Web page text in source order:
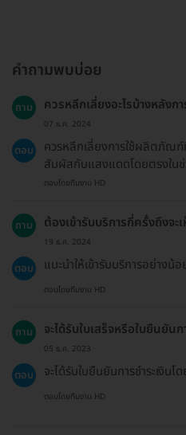
คำถามพบบ่อย
ถาม ควรหลีกเลี่ยงอะไรบ้างหลังก
07 ธ.ค. 2024
ตอบ
ควรหลีกเลี่ยงการใช้ผลิตภัณฑ์
สัมผัสกับแสงแดดโดยตรงใน
ตอบโดยทีมงาน HD
ถาม ต้องเข้ารับบริการกี่ครั้งถึงจ
19 ธ.ค. 2024
ตอบ แนะนำให้เข้ารับบริการอย่าง
ตอบโดยทีมงาน HD
ถาม จะได้รับใบเสร็จหรือใบยืนยันก
05 ธ.ค. 2023
ตอบ จะได้รับใบยืนยันการชำระเงินโ
ตอบโดยทีมงาน HD